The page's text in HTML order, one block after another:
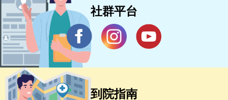
社群平台
到院指南